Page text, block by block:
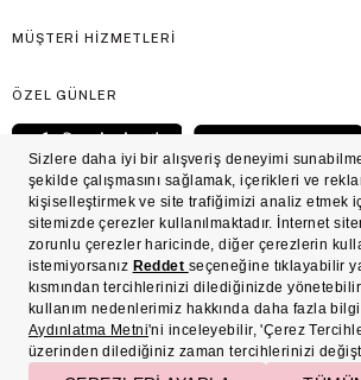
MÜŞTERİ HİZMETLERİ
ÖZEL GÜNLER
© Victoria's Secret Shaya Mağazacılık A.Ş. Franchise
markasıdır. Her hakkı saklıdır.
Süreç Bazlı Müşteri Aydınlatma Metni
Üyelik ve Gizlilik Sözleşmesi